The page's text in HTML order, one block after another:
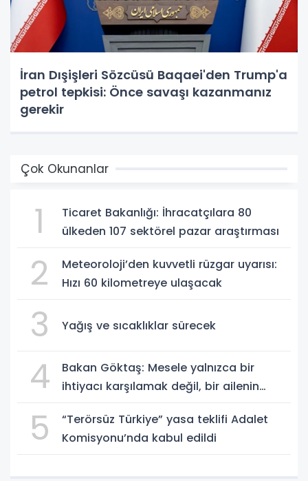
İran Dışişleri Sözcüsü Baqaei'den Trump'a
petrol tepkisi: Önce savaşı kazanmanız
gerekir
Çok Okunanlar
1
Ticaret Bakanlığı: İhracatçılara 80
ülkeden 107 sektörel pazar araştırması
2
Meteoroloji’den kuvvetli rüzgar uyarısı:
Hızı 60 kilometreye ulaşacak
3 Yağış ve sıcaklıklar sürecek
4
Bakan Göktaş: Mesele yalnızca bir
ihtiyacı karşılamak değil, bir ailenin
5
“Terörsüz Türkiye” yasa teklifi Adalet
Komisyonu’nda kabul edildi